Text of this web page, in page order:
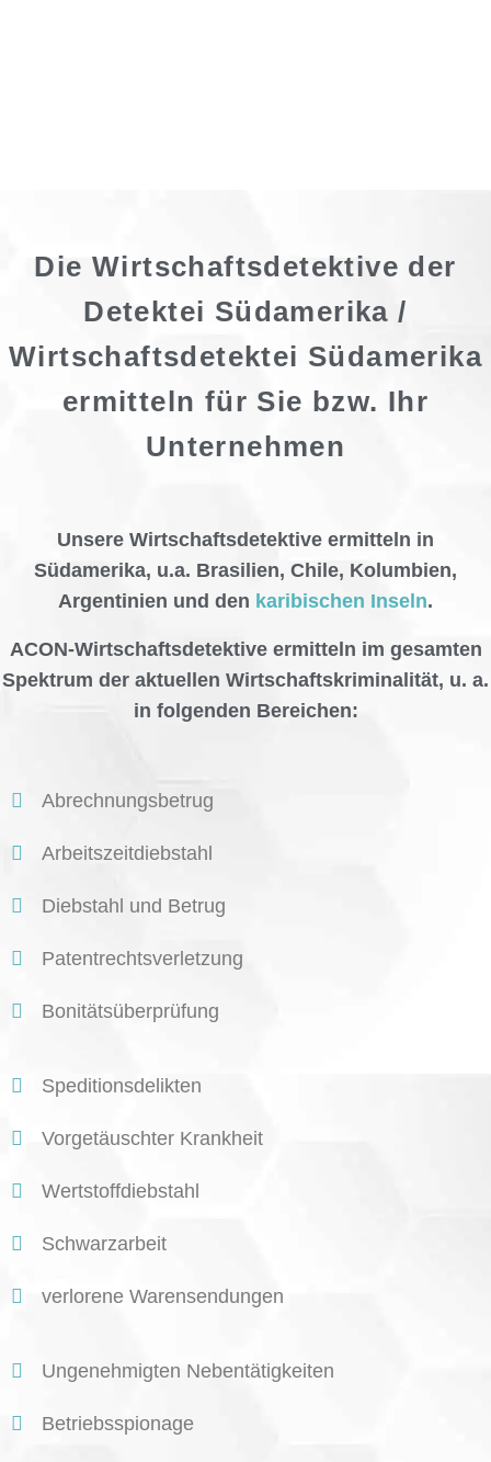
Die Wirtschaftsdetektive der
Detektei Südamerika /
Wirtschaftsdetektei Südamerika
ermitteln für Sie bzw. Ihr
Unternehmen
Unsere Wirtschaftsdetektive ermitteln in
Südamerika, u.a. Brasilien, Chile, Kolumbien,
Argentinien und den karibischen Inseln.
ACON-Wirtschaftsdetektive ermitteln im gesamten
Spektrum der aktuellen Wirtschaftskriminalität, u. a.
in folgenden Bereichen:
Abrechnungsbetrug
Arbeitszeitdiebstahl
Diebstahl und Betrug
Patentrechtsverletzung
Bonitätsüberprüfung
Speditionsdelikten
Vorgetäuschter Krankheit
Wertstoffdiebstahl
Schwarzarbeit
verlorene Warensendungen
Ungenehmigten Nebentätigkeiten
Betriebsspionage